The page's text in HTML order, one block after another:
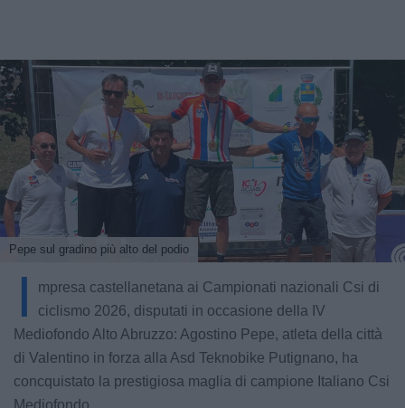
Pepe sul gradino più alto del podio
I
mpresa castellanetana ai Campionati nazionali Csi di
ciclismo 2026, disputati in occasione della IV
Mediofondo Alto Abruzzo: Agostino Pepe, atleta della città
di Valentino in forza alla Asd Teknobike Putignano, ha
concquistato la prestigiosa maglia di campione Italiano Csi
Mediofondo.